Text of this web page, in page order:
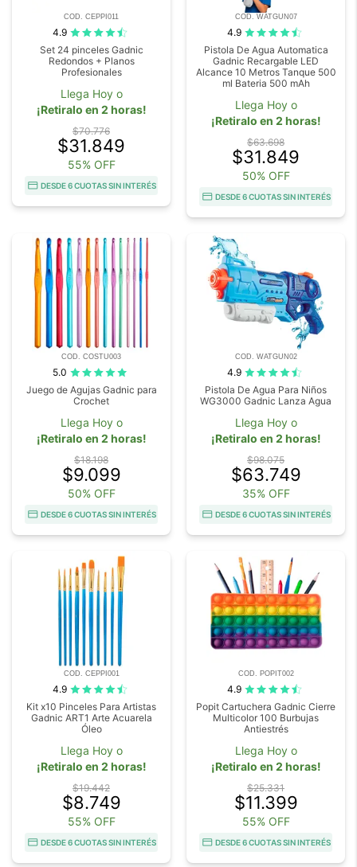
COD. CEPPI011
4.9
Set 24 pinceles Gadnic
Redondos + Planos
Profesionales
Llega Hoy o
¡Retiralo en 2 horas!
$70.776
$31.849
55% OFF
DESDE 6 CUOTAS SIN INTERÉS
COD. WATGUN07
4.9
Pistola De Agua Automatica
Gadnic Recargable LED
Alcance 10 Metros Tanque 500
ml Bateria 500 mAh
Llega Hoy o
¡Retiralo en 2 horas!
$63.698
$31.849
50% OFF
DESDE 6 CUOTAS SIN INTERÉS
COD. COSTU003
5.0
Juego de Agujas Gadnic para
Crochet
Llega Hoy o
¡Retiralo en 2 horas!
$18.198
$9.099
50% OFF
DESDE 6 CUOTAS SIN INTERÉS
COD. WATGUN02
4.9
Pistola De Agua Para Niños
WG3000 Gadnic Lanza Agua
Llega Hoy o
¡Retiralo en 2 horas!
$98.075
$63.749
35% OFF
DESDE 6 CUOTAS SIN INTERÉS
COD. CEPPI001
4.9
Kit x10 Pinceles Para Artistas
Gadnic ART1 Arte Acuarela
Óleo
Llega Hoy o
¡Retiralo en 2 horas!
$19.442
$8.749
55% OFF
DESDE 6 CUOTAS SIN INTERÉS
COD. POPIT002
4.9
Popit Cartuchera Gadnic Cierre
Multicolor 100 Burbujas
Antiestrés
Llega Hoy o
¡Retiralo en 2 horas!
$25.331
$11.399
55% OFF
DESDE 6 CUOTAS SIN INTERÉS